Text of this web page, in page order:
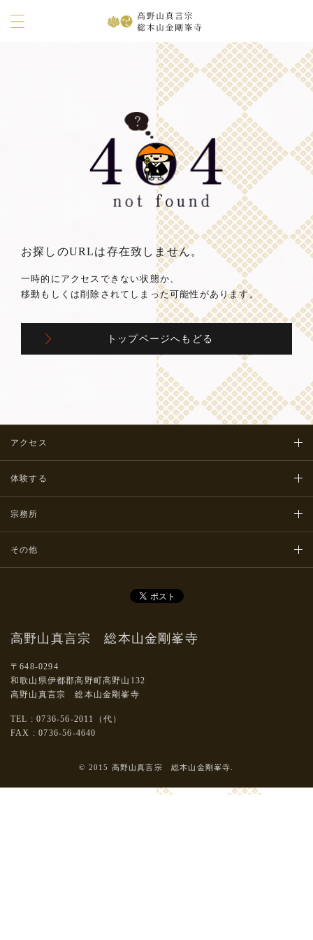
お探しのURLは存在致しません。
一時的にアクセスできない状態か、
移動もしくは削除されてしまった可能性があります。
トップページへもどる
アクセス
体験する
宗務所
その他
高野山真言宗 総本山金剛峯寺
〒648-0294
和歌山県伊都郡高野町高野山132
高野山真言宗 総本山金剛峯寺
TEL : 0736-56-2011（代）
FAX : 0736-56-4640
© 2015 高野山真言宗 総本山金剛峯寺.